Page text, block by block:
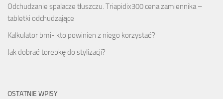
Odchudzanie spalacze tłuszczu. Triapidix300 cena zamiennika –
tabletki odchudzające
Kalkulator bmi- kto powinien z niego korzystać?
Jak dobrać torebkę do stylizacji?
OSTATNIE WPISY